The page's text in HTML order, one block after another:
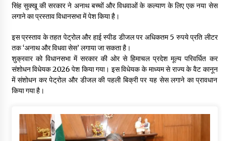
शिमला पुलिस में बड़ी अनुशासनात्मक कार्रवाई, 3 पुलिसकर्मी निलंबित
07/08/2026
6 साल में पीएम नरेंद्र मोदी के विदेश दौरों पर 557 करोड़ खर्च, सरकार ने
संसद में दी जानकारी
07/08/2026
06/08/2026
सिंह सुक्खू की सरकार ने अनाथ बच्चों और विधवाओं के कल्याण के लिए एक नया सेस
लगाने का प्रस्ताव विधानसभा में पेश किया है।
इस प्रस्ताव के तहत पेट्रोल और हाई स्पीड डीजल पर अधिकतम 5 रुपये प्रति लीटर
तक ‘अनाथ और विधवा सेस’ लगाया जा सकता है।
शुक्रवार को विधानसभा में सरकार की ओर से हिमाचल प्रदेश मूल्य परिवर्धित कर
संशोधन विधेयक 2026 पेश किया गया। इस विधेयक के माध्यम से राज्य के वैट कानून
में संशोधन कर पेट्रोल और डीजल की पहली बिक्री पर यह सेस लगाने का प्रावधान
किया गया है।